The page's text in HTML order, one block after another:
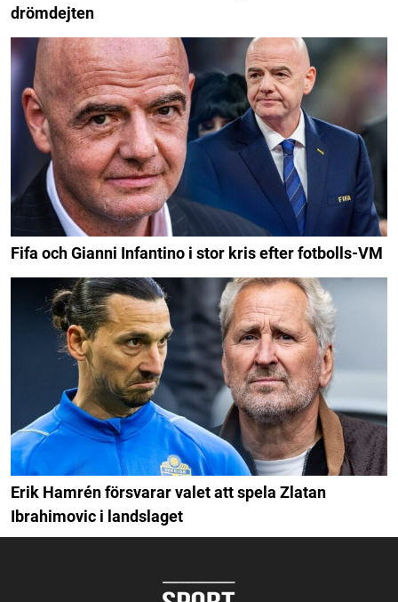
drömdejten
Fifa och Gianni Infantino i stor kris efter fotbolls-VM
Erik Hamrén försvarar valet att spela Zlatan
Ibrahimovic i landslaget